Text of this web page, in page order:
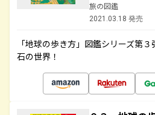
旅の図鑑
2021.03.18 発売
「地球の歩き方」図鑑シリーズ第
石の世界！